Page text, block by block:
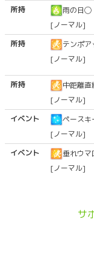
所持
雨の日◯
[ノーマル]
所持
テンポア
[ノーマル]
所持
中距離
[ノーマル]
イベント
ペースキ
[ノーマル]
イベント
垂れウマ
[ノーマル]
サ